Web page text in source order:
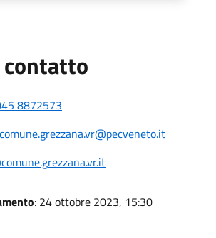
8872573
: 24 ottobre 2023, 15:30